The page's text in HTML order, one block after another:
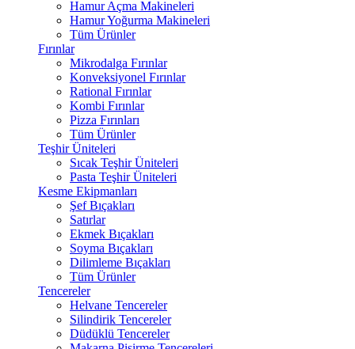
Hamur Açma Makineleri
Hamur Yoğurma Makineleri
Tüm Ürünler
Fırınlar
Mikrodalga Fırınlar
Konveksiyonel Fırınlar
Rational Fırınlar
Kombi Fırınlar
Pizza Fırınları
Tüm Ürünler
Teşhir Üniteleri
Sıcak Teşhir Üniteleri
Pasta Teşhir Üniteleri
Kesme Ekipmanları
Şef Bıçakları
Satırlar
Ekmek Bıçakları
Soyma Bıçakları
Dilimleme Bıçakları
Tüm Ürünler
Tencereler
Helvane Tencereler
Silindirik Tencereler
Düdüklü Tencereler